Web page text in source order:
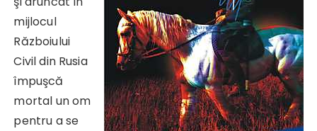
mijlocul
Războiului
Civil din Rusia
împuşcă
mortal un om
pentru a se